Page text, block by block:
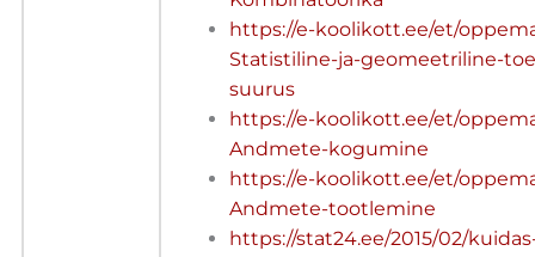
https://e-koolikott.ee/et/
Statistiline-ja-geomeetriline-
suurus
https://e-koolikott.ee/et/
Andmete-kogumine
https://e-koolikott.ee/et/
Andmete-tootlemine
https://stat24.ee/2015/02/